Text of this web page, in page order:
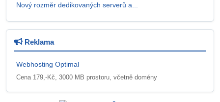
Nový rozměr dedikovaných serverů a...
Reklama
Webhosting Optimal
Cena 179,-Kč, 3000 MB prostoru, včetně domény